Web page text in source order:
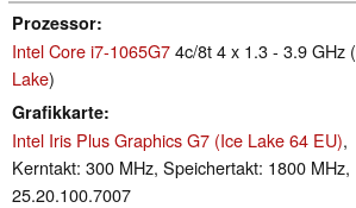
Prozessor
Intel Core i7-1065G74c/8t 4 x 1.3 - 3.9 GHz (
Lake)
Grafikkarte
Intel Iris Plus Graphics G7 (Ice Lake 64 EU),
Kerntakt: 300 MHz, Speichertakt: 1800 MHz,
25.20.100.7007